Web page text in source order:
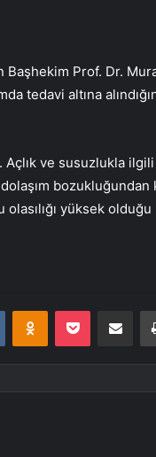
Başhekim Prof. Dr.
tedavi altına
ve susuzlukla ilgili
bozukluğundan
yüksek olduğu
VKontakteOdnoklassniki
Pocket E-Posta